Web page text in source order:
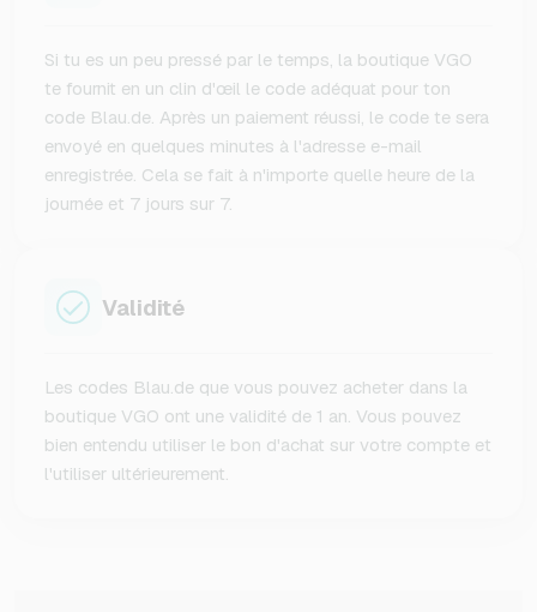
Si tu es un peu pressé par le temps, la boutique VGO
te fournit en un clin d'œil le code adéquat pour ton
code Blau.de. Après un paiement réussi, le code te sera
envoyé en quelques minutes à l'adresse e-mail
enregistrée. Cela se fait à n'importe quelle heure de la
journée et 7 jours sur 7.
Validité
Les codes Blau.de que vous pouvez acheter dans la
boutique VGO ont une validité de 1 an. Vous pouvez
bien entendu utiliser le bon d'achat sur votre compte et
l'utiliser ultérieurement.